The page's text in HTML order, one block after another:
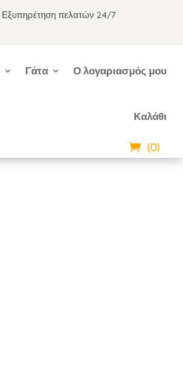
Εξυπηρέτηση πελατών 24/7
Γάτα Ο λογαριασμός μου
Καλάθι
(0)